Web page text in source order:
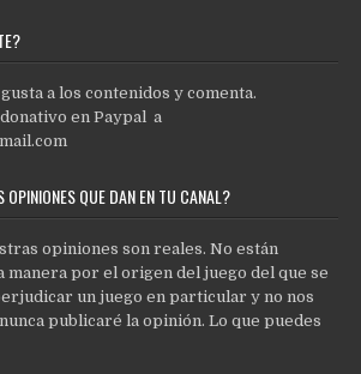
a los contenidos y comenta.
en Paypal a
OPINIONES QUE DAN EN TU CANAL?
opiniones son reales. No están
manera por el origen del juego del que se
un juego en particular y no nos
publicaré la opinión. Lo que puedes